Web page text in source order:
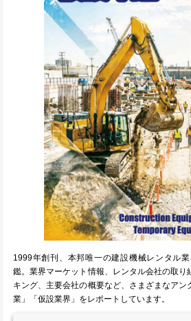
1999年創刊、本邦唯一の建設機械レンタル
鑑。業界マーケット情報、レンタル会社の取り
キング、主要会社の概要など、さまざまなア
業」「仮設業界」をレポートしています。